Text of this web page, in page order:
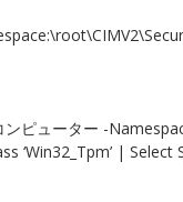
ピューター -
‘Win32_Tpm’ | Select